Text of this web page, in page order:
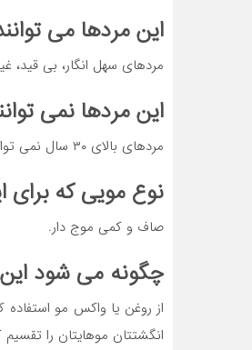
این مردها می
مردهای سهل انگار، بی قید،
این مردها نمی
مردهای بالای ۳۰ سال نمی توانند در یک محیط کار رسمی و مناسب این مدل را برای موهایشان انتخاب کنند.
نوع مویی که برای
صاف و کمی موج دار.
چگونه می شود
از روغن یا واکس مو استفاده
انگشتتان موهایتان را تقسیم